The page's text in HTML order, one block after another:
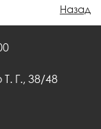
Назад
Г., 38/48